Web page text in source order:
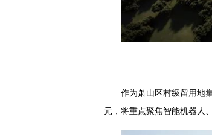
作为萧山区村级留用地
元，将重点聚焦智能机器人